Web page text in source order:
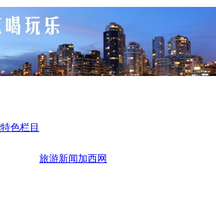
旅游新闻 加西网